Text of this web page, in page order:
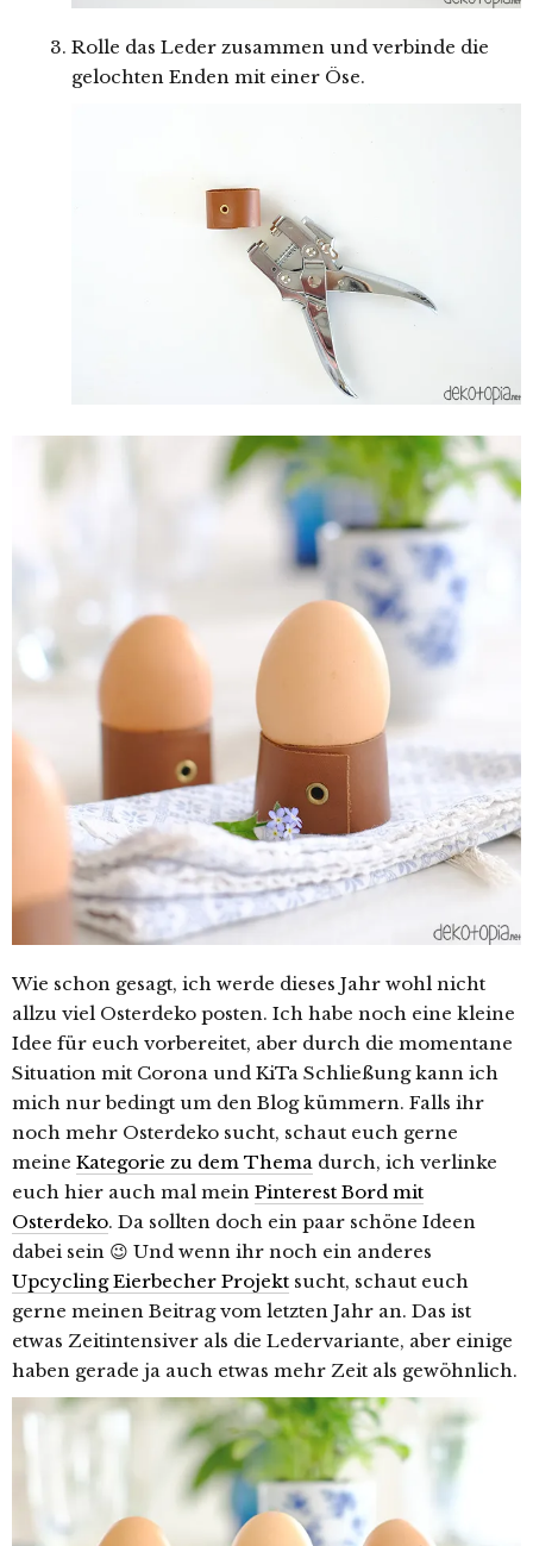
Rolle das Leder zusammen und verbinde die
gelochten Enden mit einer Öse.
Wie schon gesagt, ich werde dieses Jahr wohl nicht
allzu viel Osterdeko posten. Ich habe noch eine kleine
Idee für euch vorbereitet, aber durch die momentane
Situation mit Corona und KiTa Schließung kann ich
mich nur bedingt um den Blog kümmern. Falls ihr
noch mehr Osterdeko sucht, schaut euch gerne
meine Kategorie zu dem Thema durch, ich verlinke
euch hier auch mal mein Pinterest Bord mit
Osterdeko. Da sollten doch ein paar schöne Ideen
dabei sein 😉 Und wenn ihr noch ein anderes
Upcycling Eierbecher Projekt sucht, schaut euch
gerne meinen Beitrag vom letzten Jahr an. Das ist
etwas Zeitintensiver als die Ledervariante, aber einige
haben gerade ja auch etwas mehr Zeit als gewöhnlich.